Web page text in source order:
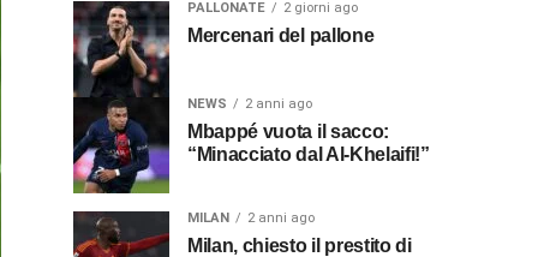
PALLONATE 2 giorni ago
Mercenari del pallone
NEWS 2 anni ago
Mbappé vuota il sacco:
“Minacciato dal Al-Khelaifi!”
MILAN 2 anni ago
Milan, chiesto il prestito di